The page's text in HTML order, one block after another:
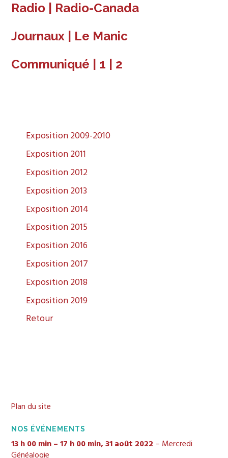
Radio | Radio-Canada
Journaux | Le Manic
Communiqué | 1 | 2
Exposition 2009-2010
Exposition 2011
Exposition 2012
Exposition 2013
Exposition 2014
Exposition 2015
Exposition 2016
Exposition 2017
Exposition 2018
Exposition 2019
Retour
Plan du site
NOS ÉVÉNEMENTS
13 h 00 min– 17 h 00 min,31 août 2022 – Mercredi